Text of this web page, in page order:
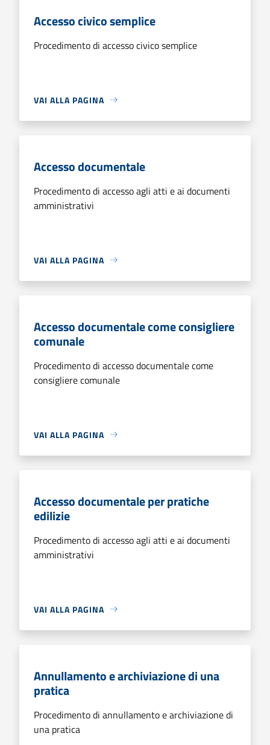
Accesso civico semplice
Procedimento di accesso civico semplice
VAI ALLA PAGINA
Accesso documentale
Procedimento di accesso agli atti e ai documenti
amministrativi
VAI ALLA PAGINA
Accesso documentale come consigliere
comunale
Procedimento di accesso documentale come
consigliere comunale
VAI ALLA PAGINA
Accesso documentale per pratiche
edilizie
Procedimento di accesso agli atti e ai documenti
amministrativi
VAI ALLA PAGINA
Annullamento e archiviazione di una
pratica
Procedimento di annullamento e archiviazione di
una pratica